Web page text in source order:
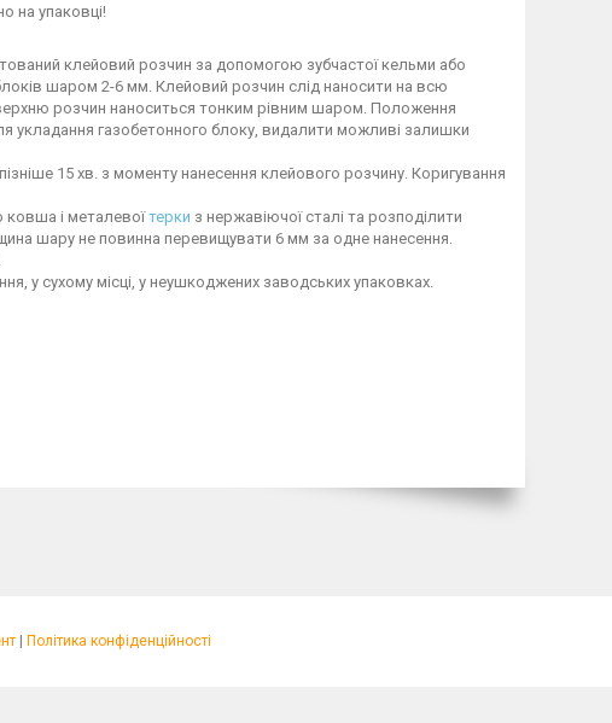
на упаковці!
клейовий розчин за допомогою зубчастої кельми або
шаром 2-6 мм. Клейовий розчин слід наносити на всю
розчин наноситься тонким рівним шаром. Положення
укладання газобетонного блоку, видалити можливі залишки
15 хв. з моменту нанесення клейового розчину. Коригування
і металевоїтерки з нержавіючої сталі та розподілити
шару не повинна перевищувати 6 мм за одне нанесення.
у сухому місці, у неушкоджених заводських упаковках.
Політика конфіденційності